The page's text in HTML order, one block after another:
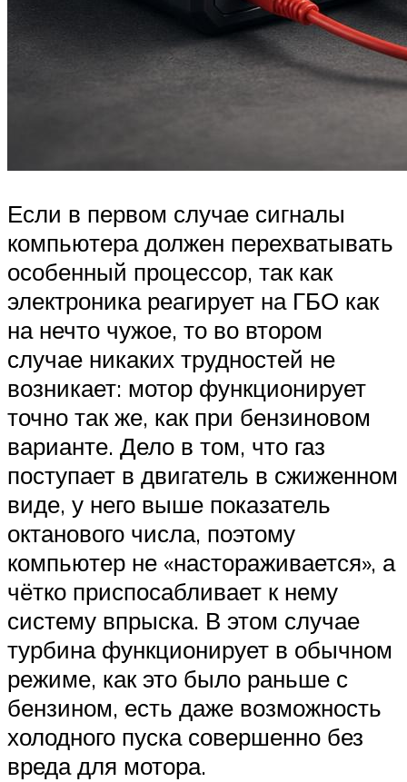
Если в первом случае сигналы
компьютера должен перехватывать
особенный процессор, так как
электроника реагирует на ГБО как
на нечто чужое, то во втором
случае никаких трудностей не
возникает: мотор функционирует
точно так же, как при бензиновом
варианте. Дело в том, что газ
поступает в двигатель в сжиженном
виде, у него выше показатель
октанового числа, поэтому
компьютер не «настораживается», а
чётко приспосабливает к нему
систему впрыска. В этом случае
турбина функционирует в обычном
режиме, как это было раньше с
бензином, есть даже возможность
холодного пуска совершенно без
вреда для мотора.